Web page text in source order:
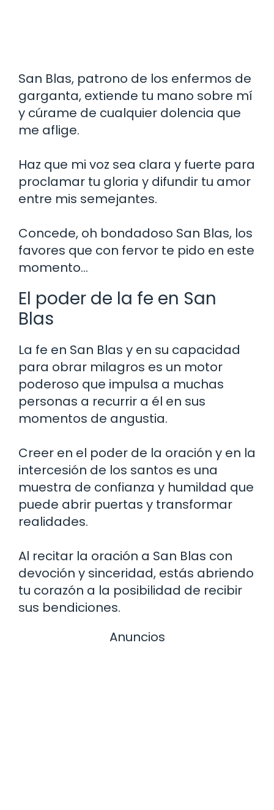
San Blas, patrono de los enfermos de
garganta, extiende tu mano sobre mí
y cúrame de cualquier dolencia que
me aflige.
Haz que mi voz sea clara y fuerte para
proclamar tu gloria y difundir tu amor
entre mis semejantes.
Concede, oh bondadoso San Blas, los
favores que con fervor te pido en este
momento…
El poder de la fe en San
Blas
La fe en San Blas y en su capacidad
para obrar milagros es un motor
poderoso que impulsa a muchas
personas a recurrir a él en sus
momentos de angustia.
Creer en el poder de la oración y en la
intercesión de los santos es una
muestra de confianza y humildad que
puede abrir puertas y transformar
realidades.
Al recitar la oración a San Blas con
devoción y sinceridad, estás abriendo
tu corazón a la posibilidad de recibir
sus bendiciones.
Anuncios